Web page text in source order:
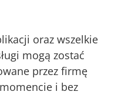
oraz wszelkie
mogą zostać
przez firmę
i bez